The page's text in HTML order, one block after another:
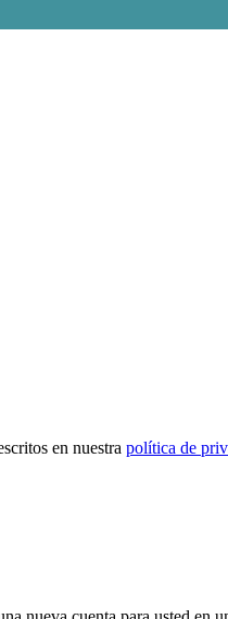
en nuestra política de